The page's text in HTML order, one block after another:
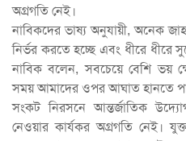
অগ্রগতি নেই।
নাবিকদের ভাষ্য অনুযায়ী, অনেক
নির্ভর করতে হচ্ছে এবং ধীরে ধীরে
নাবিক বলেন, সবচেয়ে বেশি ভয়
সময় আমাদের ওপর আঘাত হানতে
সংকট নিরসনে আন্তর্জাতিক
নেওয়ার কার্যকর অগ্রগতি নেই।